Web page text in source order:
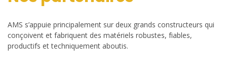
AMS s’appuie principalement sur deux grands constructeurs qui
conçoivent et fabriquent des matériels robustes, fiables,
productifs et techniquement aboutis.